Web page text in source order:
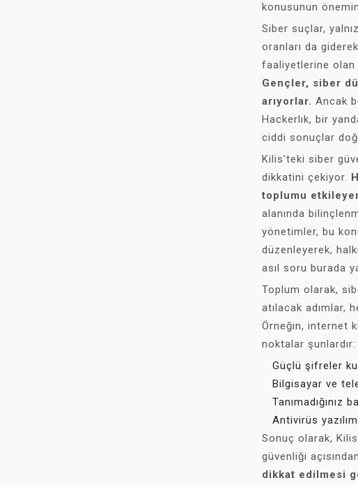
konusunun
Siber suçlar,
oranları da
faaliyetlerine olan
Gençler, siber
arıyorlar. Ancak
Hackerlık, bir
ciddi sonuçlar
Kilis’teki siber
dikkatini çekiyor.
toplumu
alanında
yönetimler, bu
düzenleyerek,
asıl soru burada
Toplum olarak,
atılacak adımlar,
Örneğin, internet
noktalar şunlardır:
Güçlü şifreler
Bilgisayar ve
Tanımadığınız
Antivirüs
Sonuç olarak,
güvenliği
dikkat edilmesi